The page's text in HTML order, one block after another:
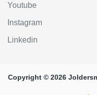
Youtube
Instagram
Linkedin
Copyright © 2026